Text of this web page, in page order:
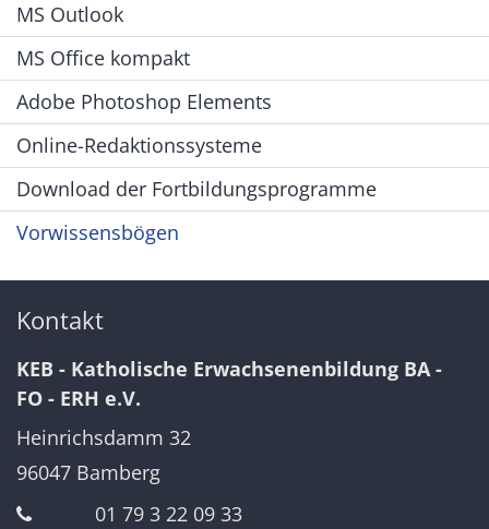
MS Outlook
MS Office kompakt
Adobe Photoshop Elements
Online-Redaktionssysteme
Download der Fortbildungsprogramme
Vorwissensbögen
Kontakt
KEB - Katholische Erwachsenenbildung BA -
FO - ERH e.V.
Heinrichsdamm 32
96047 Bamberg
01 79 3 22 09 33